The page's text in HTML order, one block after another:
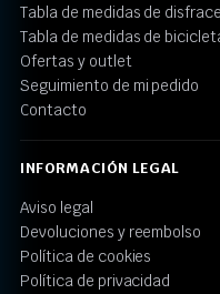
Tabla de medidas de
Tabla de medidas de
Ofertas y outlet
Seguimiento de mi pedido
Contacto
INFORMACIÓN LEGAL
Aviso legal
Devoluciones y reembolso
Política de cookies
Política de privacidad